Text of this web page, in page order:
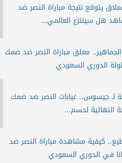
يتوقع نتيجة مباراة النصر ضد
هل سينتزع العالمي...
معلق مباراة النصر ضد ضمك
الدوري السعودي
لـ جيسوس.. غيابات النصر ضد ضمك
النهائية لحسم...
كيفية مشاهدة مباراة النصر ضد
في الدوري السعودي